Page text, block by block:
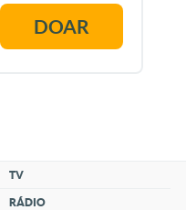
DOAR
TV
RÁDIO